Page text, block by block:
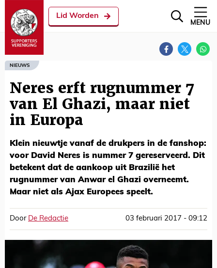
Lid Worden
MENU
NIEUWS
Neres erft rugnummer 7
van El Ghazi, maar niet
in Europa
Klein nieuwtje vanaf de drukpers in de fanshop:
voor David Neres is nummer 7 gereserveerd. Dit
betekent dat de aankoop uit Brazilië het
rugnummer van Anwar el Ghazi overneemt.
Maar niet als Ajax Europees speelt.
Door De Redactie 03 februari 2017 - 09:12